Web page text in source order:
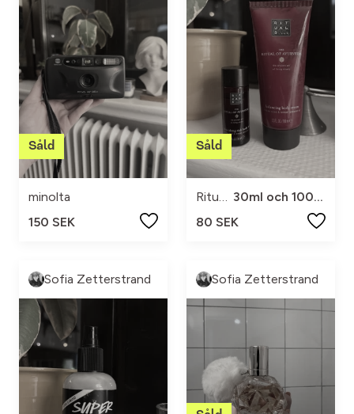
minolta
150 SEK
Rituals
30ml och 100ml
80 SEK
Sofia Zetterstrand Sofia Zetterstrand